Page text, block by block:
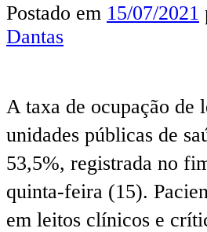
Postado em 15/07/2021
Dantas
A taxa de ocupação de
unidades públicas de
53,5%, registrada no
quinta-feira (15).
em leitos clínicos e